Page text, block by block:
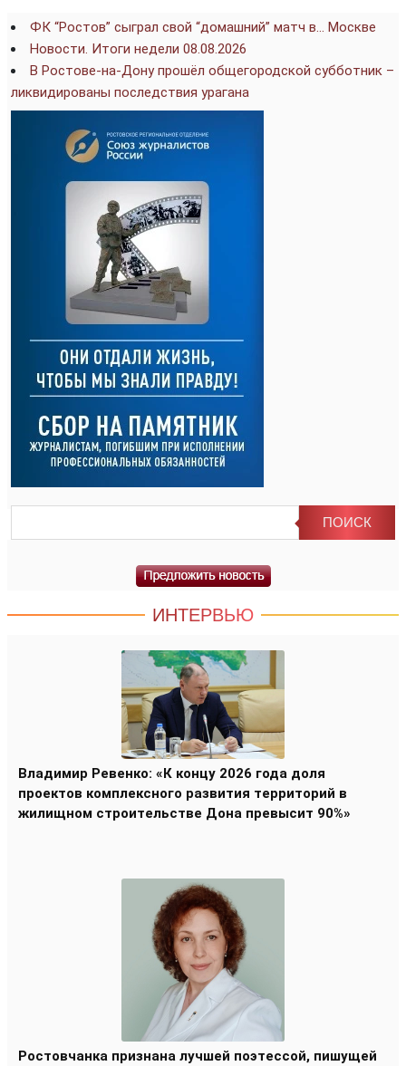
ФК “Ростов” сыграл свой “домашний” матч в… Москве
Новости. Итоги недели 08.08.2026
В Ростове-на-Дону прошёл общегородской субботник –
ликвидированы последствия урагана
ИНТЕРВЬЮ
Владимир Ревенко: «К концу 2026 года доля
проектов комплексного развития территорий в
жилищном строительстве Дона превысит 90%»
Ростовчанка признана лучшей поэтессой, пишущей